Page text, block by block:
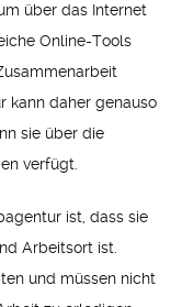
über das Internet
Online-Tools
kann daher genauso
sie über die
verfügt.
ist, dass sie
Arbeitsort ist.
und müssen nicht